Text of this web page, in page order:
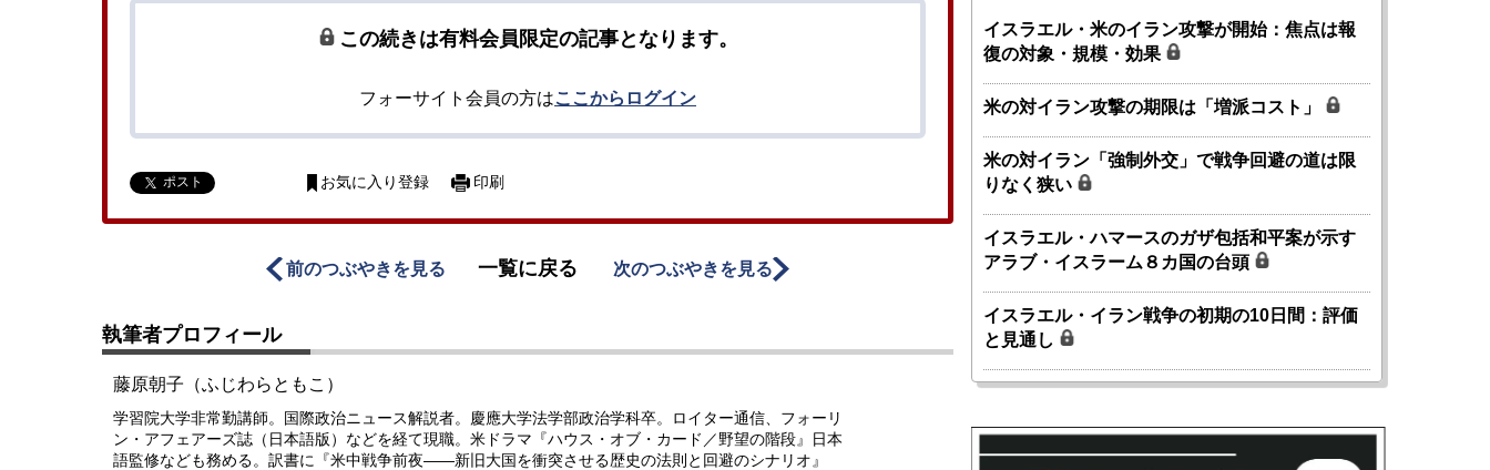
この続きは有料会員限定の記事となります。
フォーサイト会員の方はここからログイン
ポスト お気に入り登録 印刷
前のつぶやきを見る 一覧に戻る 次のつぶやきを見る
執筆者プロフィール
藤原朝子（ふじわらともこ）
学習院大学非常勤講師。国際政治ニュース解説者。慶應大学法学部政治学科卒。ロイター通信、フォーリ
ン・アフェアーズ誌（日本語版）などを経て現職。米ドラマ『ハウス・オブ・カード／野望の階段』日本
語監修なども務める。訳書に『米中戦争前夜――新旧大国を衝突させる歴史の法則と回避のシナリオ』
イスラエル・米のイラン攻撃が開始：焦点は報
復の対象・規模・効果
米の対イラン攻撃の期限は「増派コスト」
米の対イラン「強制外交」で戦争回避の道は限
りなく狭い
イスラエル・ハマースのガザ包括和平案が示す
アラブ・イスラーム８カ国の台頭
イスラエル・イラン戦争の初期の10日間：評価
と見通し